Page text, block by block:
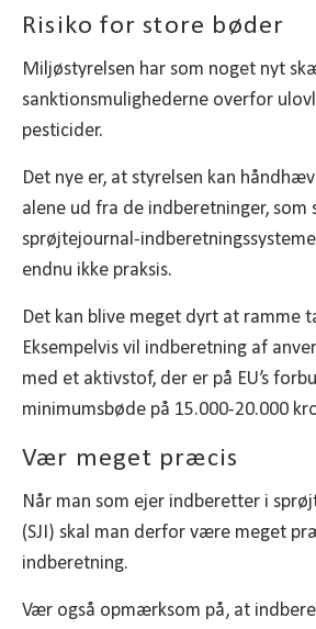
Risiko for store bøder
Miljøstyrelsen har som noget nyt
sanktionsmulighederne overfor
pesticider.
Det nye er, at styrelsen kan
alene ud fra de indberetninger, som
sprøjtejournal-
endnu ikke praksis.
Det kan blive meget dyrt at ramme
Eksempelvis vil indberetning af
med et aktivstof, der er på EU’s
minimumsbøde på 15.000-20.000
Vær meget præcis
Når man som ejer indberetter i
(SJI) skal man derfor være meget
indberetning.
Vær også opmærksom på, at